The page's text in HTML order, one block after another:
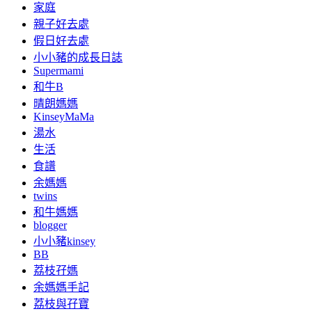
家庭
親子好去處
假日好去處
小小豬的成長日誌
Supermami
和牛B
晴朗媽媽
KinseyMaMa
湯水
生活
食譜
余媽媽
twins
和牛媽媽
blogger
小小豬kinsey
BB
荔枝孖媽
余媽媽手記
荔枝與孖寶